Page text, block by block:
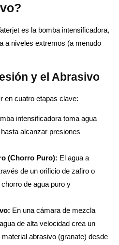
es la bomba intensificadora,
a niveles extremos (a menudo
y el Abrasivo
en cuatro etapas clave:
intensificadora toma agua
alcanzar presiones
(Chorro Puro): El agua a
de un orificio de zafiro o
de agua puro y
En una cámara de mezcla
de alta velocidad crea un
abrasivo (granate) desde